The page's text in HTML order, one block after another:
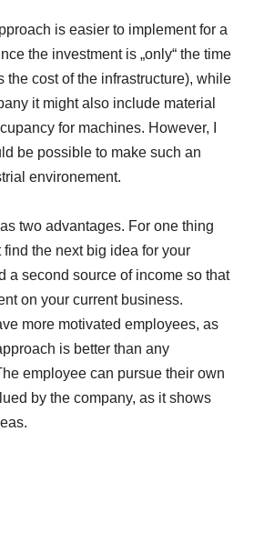
is easier to implement for a
the investment is „only“ the time
the cost of the infrastructure), while
it might also include material
for machines. However, I
be possible to make such an
environement.
two advantages. For one thing
the next big idea for your
a second source of income so that
on your current business.
more motivated employees, as
is better than any
employee can pursue their own
by the company, as it shows